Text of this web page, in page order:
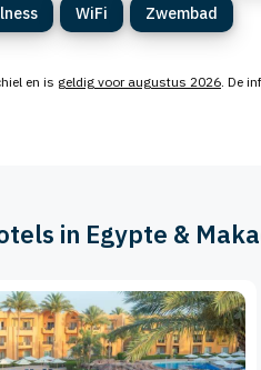
WiFi Zwembad
en is geldig voor augustus 2026. De
in Egypte &